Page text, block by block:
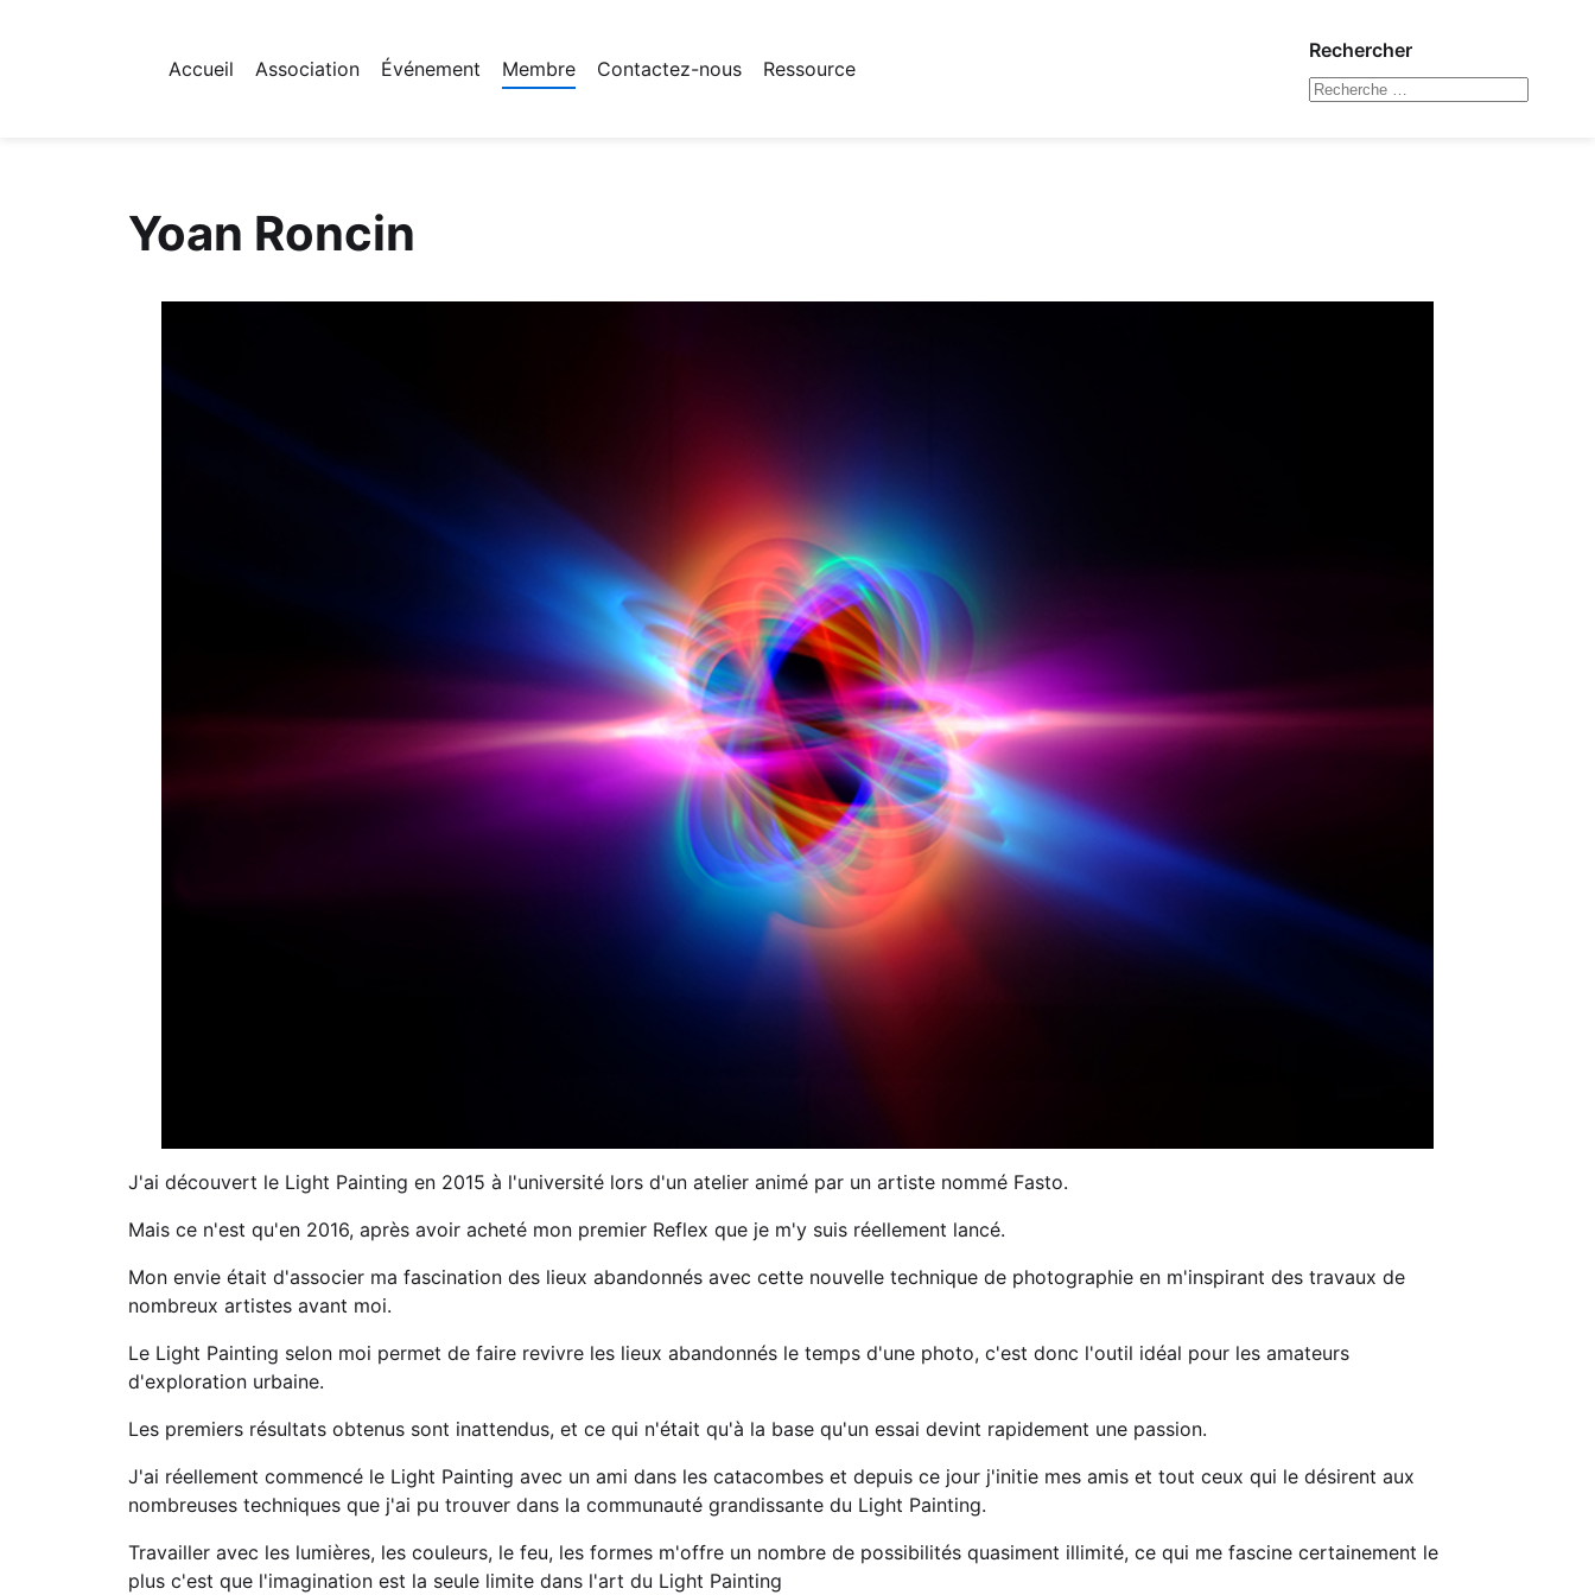
Accueil Association Événement Membre Contactez-nous Ressource
Rechercher
Yoan Roncin
J'ai découvert le Light Painting en 2015 à l'université lors d'un atelier animé par un artiste nommé Fasto.
Mais ce n'est qu'en 2016, après avoir acheté mon premier Reflex que je m'y suis réellement lancé.
Mon envie était d'associer ma fascination des lieux abandonnés avec cette nouvelle technique de photographie en m'inspirant des travaux de
nombreux artistes avant moi.
Le Light Painting selon moi permet de faire revivre les lieux abandonnés le temps d'une photo, c'est donc l'outil idéal pour les amateurs
d'exploration urbaine.
Les premiers résultats obtenus sont inattendus, et ce qui n'était qu'à la base qu'un essai devint rapidement une passion.
J'ai réellement commencé le Light Painting avec un ami dans les catacombes et depuis ce jour j'initie mes amis et tout ceux qui le désirent aux
nombreuses techniques que j'ai pu trouver dans la communauté grandissante du Light Painting.
Travailler avec les lumières, les couleurs, le feu, les formes m'offre un nombre de possibilités quasiment illimité, ce qui me fascine certainement le
plus c'est que l'imagination est la seule limite dans l'art du Light Painting